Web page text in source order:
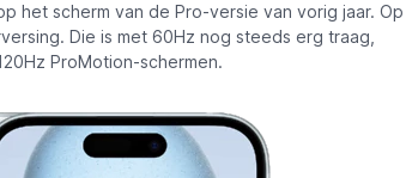
het scherm van de Pro-versie van vorig jaar. Op
Die is met 60Hz nog steeds erg traag,
ProMotion-schermen.